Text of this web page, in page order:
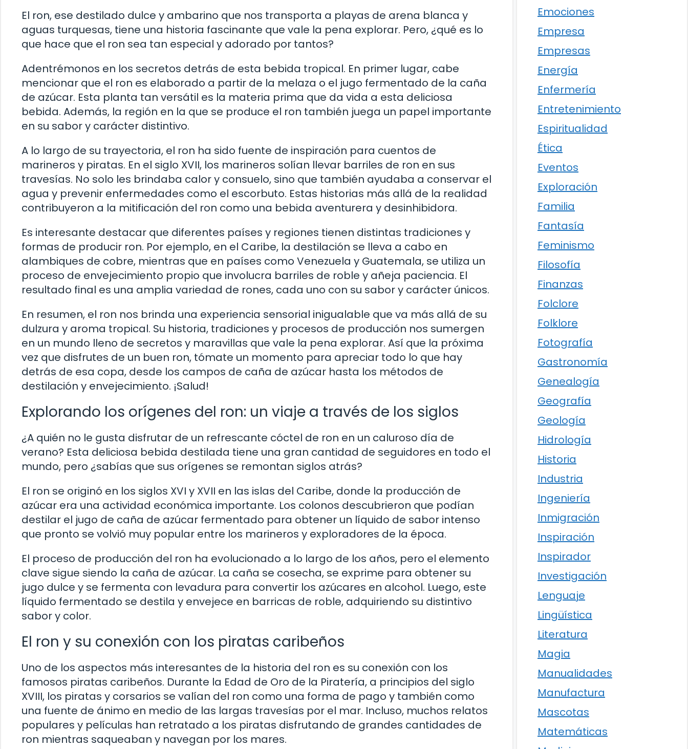
El ron, ese destilado dulce y ambarino que nos transporta a playas de arena blanca y
aguas turquesas, tiene una historia fascinante que vale la pena explorar. Pero, ¿qué es lo
que hace que el ron sea tan especial y adorado por tantos?
Adentrémonos en los secretos detrás de esta bebida tropical. En primer lugar, cabe
mencionar que el ron es elaborado a partir de la melaza o el jugo fermentado de la caña
de azúcar. Esta planta tan versátil es la materia prima que da vida a esta deliciosa
bebida. Además, la región en la que se produce el ron también juega un papel importante
en su sabor y carácter distintivo.
A lo largo de su trayectoria, el ron ha sido fuente de inspiración para cuentos de
marineros y piratas. En el siglo XVII, los marineros solían llevar barriles de ron en sus
travesías. No solo les brindaba calor y consuelo, sino que también ayudaba a conservar el
agua y prevenir enfermedades como el escorbuto. Estas historias más allá de la realidad
contribuyeron a la mitificación del ron como una bebida aventurera y desinhibidora.
Es interesante destacar que diferentes países y regiones tienen distintas tradiciones y
formas de producir ron. Por ejemplo, en el Caribe, la destilación se lleva a cabo en
alambiques de cobre, mientras que en países como Venezuela y Guatemala, se utiliza un
proceso de envejecimiento propio que involucra barriles de roble y añeja paciencia. El
resultado final es una amplia variedad de rones, cada uno con su sabor y carácter únicos.
En resumen, el ron nos brinda una experiencia sensorial inigualable que va más allá de su
dulzura y aroma tropical. Su historia, tradiciones y procesos de producción nos sumergen
en un mundo lleno de secretos y maravillas que vale la pena explorar. Así que la próxima
vez que disfrutes de un buen ron, tómate un momento para apreciar todo lo que hay
detrás de esa copa, desde los campos de caña de azúcar hasta los métodos de
destilación y envejecimiento. ¡Salud!
Explorando los orígenes del ron: un viaje a través de los siglos
¿A quién no le gusta disfrutar de un refrescante cóctel de ron en un caluroso día de
verano? Esta deliciosa bebida destilada tiene una gran cantidad de seguidores en todo el
mundo, pero ¿sabías que sus orígenes se remontan siglos atrás?
El ron se originó en los siglos XVI y XVII en las islas del Caribe, donde la producción de
azúcar era una actividad económica importante. Los colonos descubrieron que podían
destilar el jugo de caña de azúcar fermentado para obtener un líquido de sabor intenso
que pronto se volvió muy popular entre los marineros y exploradores de la época.
El proceso de producción del ron ha evolucionado a lo largo de los años, pero el elemento
clave sigue siendo la caña de azúcar. La caña se cosecha, se exprime para obtener su
jugo dulce y se fermenta con levadura para convertir los azúcares en alcohol. Luego, este
líquido fermentado se destila y envejece en barricas de roble, adquiriendo su distintivo
sabor y color.
El ron y su conexión con los piratas caribeños
Uno de los aspectos más interesantes de la historia del ron es su conexión con los
famosos piratas caribeños. Durante la Edad de Oro de la Piratería, a principios del siglo
XVIII, los piratas y corsarios se valían del ron como una forma de pago y también como
una fuente de ánimo en medio de las largas travesías por el mar. Incluso, muchos relatos
populares y películas han retratado a los piratas disfrutando de grandes cantidades de
ron mientras saqueaban y navegan por los mares.
Emociones
Empresa
Empresas
Energía
Enfermería
Entretenimiento
Espiritualidad
Ética
Eventos
Exploración
Familia
Fantasía
Feminismo
Filosofía
Finanzas
Folclore
Folklore
Fotografía
Gastronomía
Genealogía
Geografía
Geología
Hidrología
Historia
Industria
Ingeniería
Inmigración
Inspiración
Inspirador
Investigación
Lenguaje
Lingüística
Literatura
Magia
Manualidades
Manufactura
Mascotas
Matemáticas